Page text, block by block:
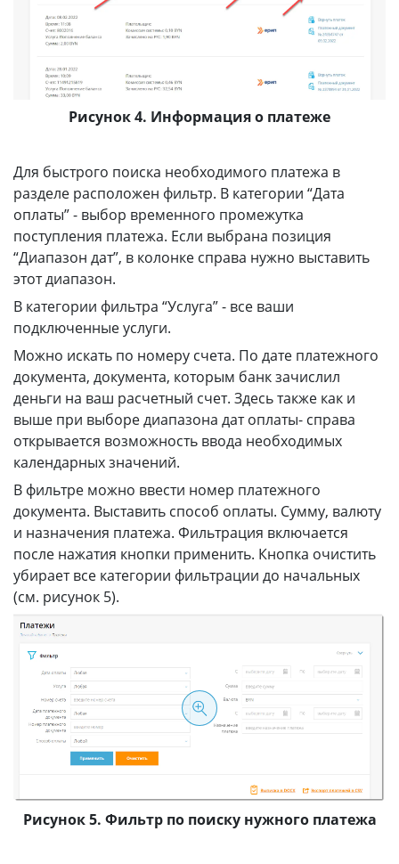
Рисунок 4. Информация о платеже
Для быстрого поиска необходимого платежа в
разделе расположен фильтр. В категории “Дата
оплаты” - выбор временного промежутка
поступления платежа. Если выбрана позиция
“Диапазон дат”, в колонке справа нужно выставить
этот диапазон.
В категории фильтра “Услуга” - все ваши
подключенные услуги.
Можно искать по номеру счета. По дате платежного
документа, документа, которым банк зачислил
деньги на ваш расчетный счет. Здесь также как и
выше при выборе диапазона дат оплаты- справа
открывается возможность ввода необходимых
календарных значений.
В фильтре можно ввести номер платежного
документа. Выставить способ оплаты. Сумму, валюту
и назначения платежа. Фильтрация включается
после нажатия кнопки применить. Кнопка очистить
убирает все категории фильтрации до начальных
(см. рисунок 5).
Рисунок 5. Фильтр по поиску нужного платежа